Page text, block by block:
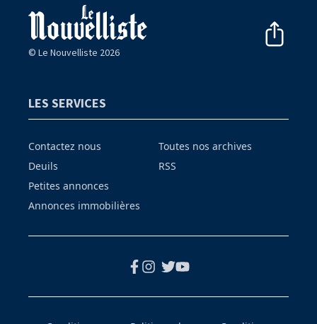
© Le Nouvelliste 2026
LES SERVICES
Contactez nous
Deuils
Petites annonces
Annonces immobilières
Toutes nos archives
RSS